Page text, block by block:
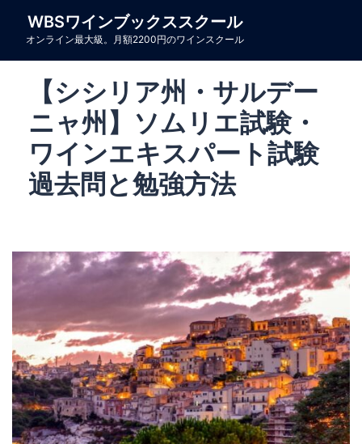
WBSワインブックススクール
オンライン最大級。月額2200円のワインスクール
【シシリア州・サルデー
ニャ州】ソムリエ試験・
ワインエキスパート試験
過去問と勉強方法